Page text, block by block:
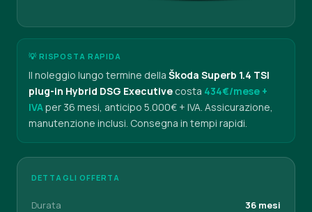
💡 RISPOSTA RAPIDA
Il noleggio lungo termine della Škoda Superb 1.4 TSI
plug-in Hybrid DSG Executive costa 434€/mese +
IVAper 36 mesi, anticipo 5.000€ + IVA. Assicurazione,
manutenzione inclusi. Consegna in tempi rapidi.
DETTAGLI OFFERTA
Durata 36 mesi